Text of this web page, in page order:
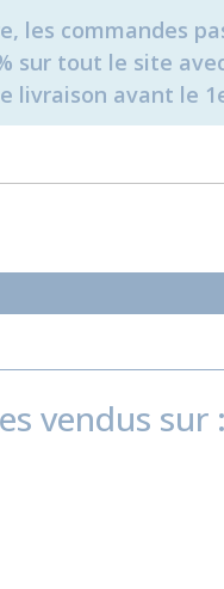
les commandes
tout le site avec
livraison avant le
vendus